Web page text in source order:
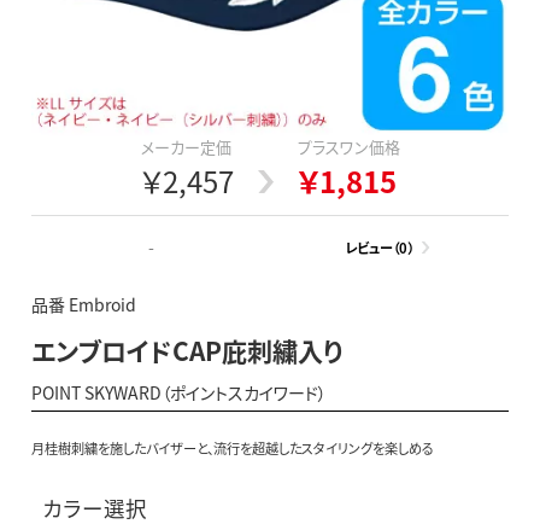
メーカー定価
￥2,457
プラスワン価格
￥1,815
- レビュー（0）
品番 Embroid
エンブロイドCAP庇刺繍入り
POINT SKYWARD（ポイントスカイワード）
月桂樹刺繍を施したバイザーと、流行を超越したスタイリングを楽しめる
カラー選択